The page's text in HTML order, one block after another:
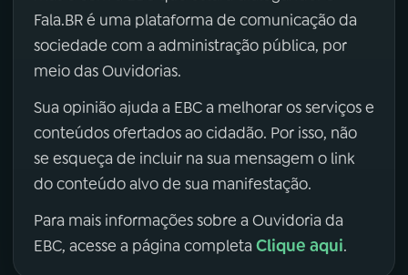
Fala.BR é uma plataforma de comunicação da
sociedade com a administração pública, por
meio das Ouvidorias.
Sua opinião ajuda a EBC a melhorar os serviços e
conteúdos ofertados ao cidadão. Por isso, não
se esqueça de incluir na sua mensagem o link
do conteúdo alvo de sua manifestação.
Para mais informações sobre a Ouvidoria da
EBC, acesse a página completa Clique aqui.